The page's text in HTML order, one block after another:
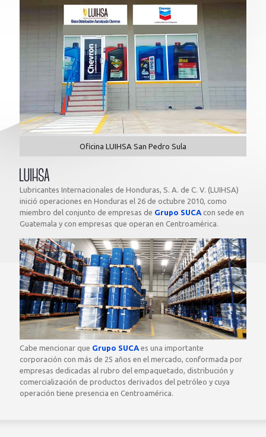
Oficina LUIHSA San Pedro Sula
Lubricantes Internacionales de Honduras, S. A. de C. V. (LUIHSA)
inició operaciones en Honduras el 26 de octubre 2010, como
miembro del conjunto de empresas de Grupo SUCA con sede en
Guatemala y con empresas que operan en Centroamérica.
Cabe mencionar que Grupo SUCA es una importante
corporación con más de 25 años en el mercado, conformada por
empresas dedicadas al rubro del empaquetado, distribución y
comercialización de productos derivados del petróleo y cuya
operación tiene presencia en Centroamérica.